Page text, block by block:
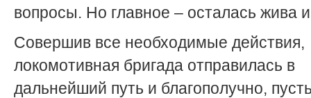
вопросы. Но главное – осталась жива
Совершив все необходимые действия,
локомотивная бригада отправилась в
дальнейший путь и благополучно,